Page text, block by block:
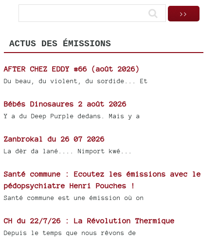
ACTUS DES ÉMISSIONS
AFTER CHEZ EDDY #66 (août 2026)
Du beau, du violent, du sordide... Et
Bébés Dinosaures 2 août 2026
Y a du Deep Purple dedans. Mais y a
Zanbrokal du 26 07 2026
La dèr da lané.... Nimport kwé...
Santé commune : Ecoutez les émissions avec le
pédopsychiatre Henri Pouches !
Santé commune est une émission où on
CH du 22/7/26 : La Révolution Thermique
Depuis le temps que nous rêvons de